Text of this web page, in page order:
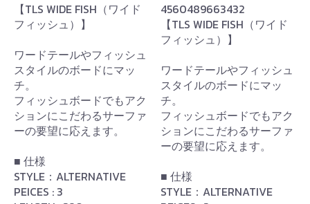
【TLS WIDE FISH（ワイド
フィッシュ）】
ワードテールやフィッシュ
スタイルのボードにマッ
チ。
フィッシュボードでもアク
ションにこだわるサーファ
ーの要望に応えます。
■ 仕様
STYLE：ALTERNATIVE
PEICES : 3
4560489663432
【TLS WIDE FISH（ワイド
フィッシュ）】
ワードテールやフィッシュ
スタイルのボードにマッ
チ。
フィッシュボードでもアク
ションにこだわるサーファ
ーの要望に応えます。
■ 仕様
STYLE：ALTERNATIVE